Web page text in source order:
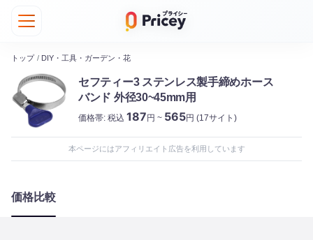
トップ / DIY・工具・ガーデン・花
セフティー3 ステンレス製手締めホース
バンド 外径30~45mm用
価格帯: 税込 187円 ~ 565円 (17サイト)
本ページにはアフィリエイト広告を利用しています
価格比較